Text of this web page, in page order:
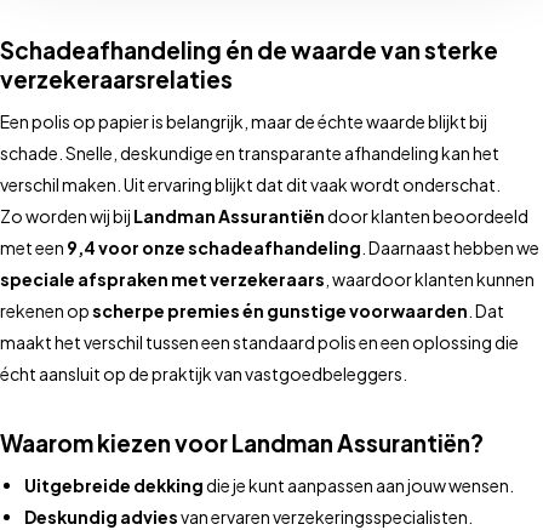
Schadeafhandeling én de waarde van sterke
verzekeraarsrelaties
Een polis op papier is belangrijk, maar de échte waarde blijkt bij
schade. Snelle, deskundige en transparante afhandeling kan het
verschil maken. Uit ervaring blijkt dat dit vaak wordt onderschat.
Zo worden wij bij Landman Assurantiëndoor klanten beoordeeld
met een 9,4 voor onze schadeafhandeling . Daarnaast hebben we
speciale afspraken met verzekeraars , waardoor klanten kunnen
rekenen opscherpe premies én gunstige voorwaarden . Dat
maakt het verschil tussen een standaard polis en een oplossing die
écht aansluit op de praktijk van vastgoedbeleggers.
Waarom kiezen voor Landman Assurantiën?
Uitgebreide dekkingdie je kunt aanpassen aan jouw wensen.
Deskundig adviesvan ervaren verzekeringsspecialisten.